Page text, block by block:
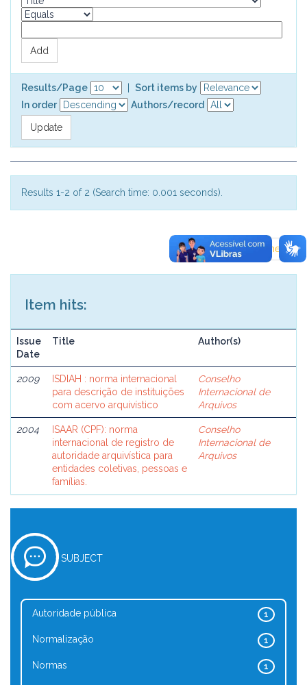
Results/Page
Sort items by
In order
Authors/record
Results 1-2 of 2 (Search time: 0.001 seconds).
previous 1 next
Item hits:
Issue
Date
Title Author(s)
2009
ISDIAH : norma internacional
para descrição de instituições
com acervo arquivístico
Conselho
Internacional de
Arquivos
2004
ISAAR (CPF): norma
internacional de registro de
autoridade arquivística para
entidades coletivas, pessoas e
famílias.
Conselho
Internacional de
Arquivos
SUBJECT
1
Autoridade pública
1
Normalização
1
Normas